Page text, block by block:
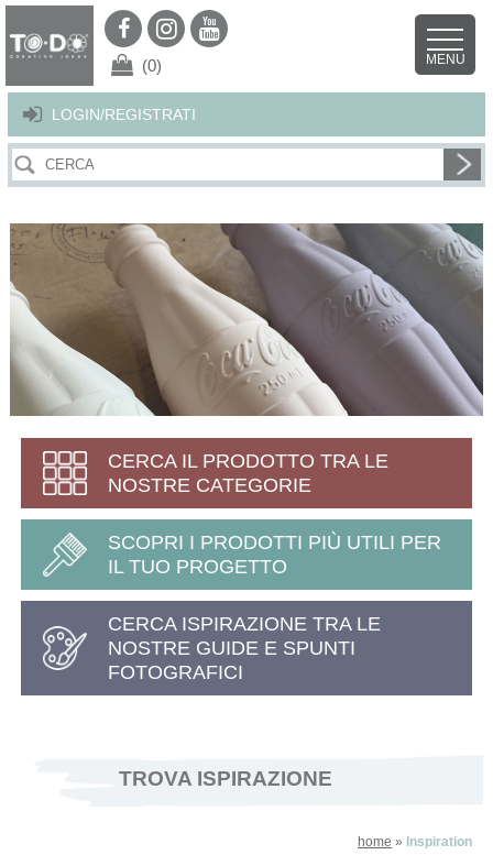
Per offrirti il miglior servizio possibile questo sito utilizza i cookies.
Continuando la navigazione nel sito autorizzi l’uso dei cookies. Per ulteriori
LOGIN/REGISTRATI
(0) MENU
CERCA IL PRODOTTO TRA LE
NOSTRE CATEGORIE
SCOPRI I PRODOTTI PIÙ UTILI PER
IL TUO PROGETTO
CERCA ISPIRAZIONE TRA LE
NOSTRE GUIDE E SPUNTI
FOTOGRAFICI
TROVA ISPIRAZIONE
home » Inspiration